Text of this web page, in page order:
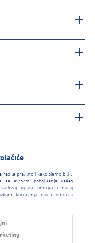
radila pravilno i kako bismo bili u
sa svrhom poboljšanja Vašeg
i oglase, omogućili značaj
korišćenja naših stranica